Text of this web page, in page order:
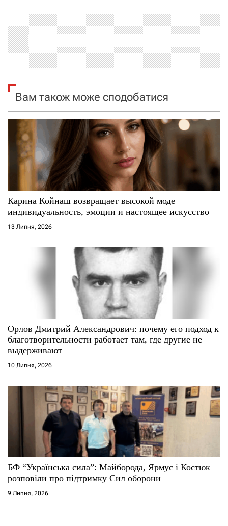
а
ц
і
а
п
с
і
в
Вам також може сподобатися
Карина Койнаш возвращает высокой моде
индивидуальность, эмоции и настоящее искусство
13 Липня, 2026
Орлов Дмитрий Александрович: почему его подход к
благотворительности работает там, где другие не
выдерживают
10 Липня, 2026
БФ “Українська сила”: Майборода, Ярмус і Костюк
розповіли про підтримку Сил оборони
9 Липня, 2026